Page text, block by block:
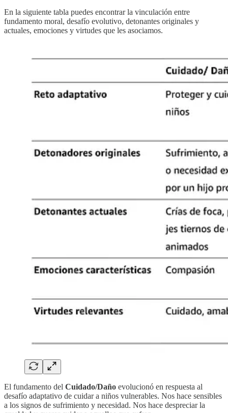
En la siguiente tabla puedes encontrar la vinculación entre
fundamento moral, desafío evolutivo, detonantes originales y
actuales, emociones y virtudes que les asociamos.
El fundamento del Cuidado/Daño evolucionó en respuesta al
desafío adaptativo de cuidar a niños vulnerables. Nos hace sensibles
a los signos de sufrimiento y necesidad. Nos hace despreciar la